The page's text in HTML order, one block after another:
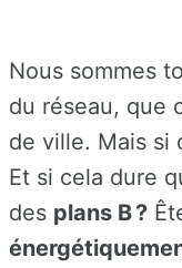
Nous sommes
du réseau, que
de ville. Mais si
Et si cela dure
des plans B ?